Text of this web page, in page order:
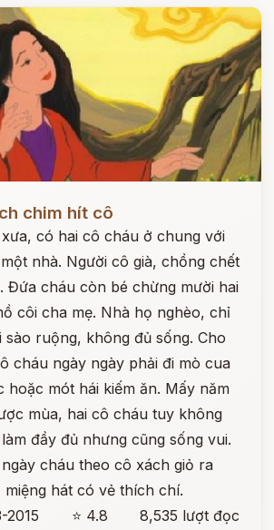
chim hít cô
có hai cô cháu ở chung với
nhà. Người cô già, chồng chết
Đứa cháu còn bé chừng mười hai
côi cha mẹ. Nhà họ nghèo, chỉ
sào ruộng, không đủ sống. Cho
cháu ngày ngày phải đi mò cua
hoặc mót hái kiếm ăn. Mấy năm
mùa, hai cô cháu tuy không
đầy đủ nhưng cũng sống vui.
cháu theo cô xách giỏ ra
miệng hát có vẻ thích chí.
2015
⭐ 4.8
8,535 lượt đọc